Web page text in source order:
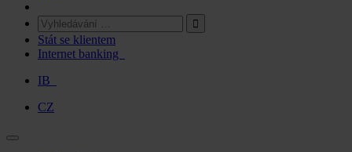
Stát se klientem
Internet banking
IB
CZ